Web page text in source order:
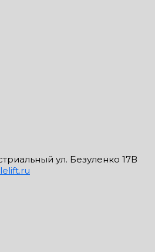
ул. Безуленко 17В